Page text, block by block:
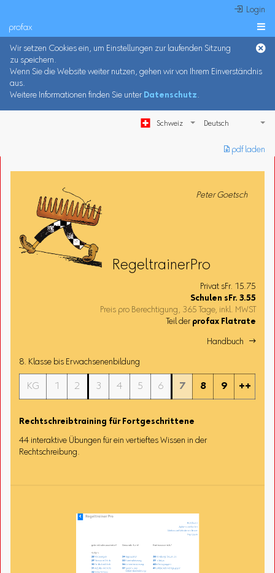
 Login
profax 
Wir setzen Cookies ein, um Einstellungen zur laufenden Sitzung
zu speichern.
Wenn Sie die Website weiter nutzen, gehen wir von Ihrem Einverständnis
aus.
Weitere Informationen finden Sie unter Datenschutz.
Schweiz
︎ pdf laden
Peter Goetsch
RegeltrainerPro
Privat sFr. 15.75
Schulen sFr. 3.55
Preis pro Berechtigung, 365 Tage, inkl. MWST
Teil der profax Flatrate
Handbuch 
8. Klasse bis Erwachsenenbildung
KG 1 2 3 4 5 6 7 8 9 ++
Rechtschreibtraining für Fortgeschrittene
44 interaktive Übungen für ein vertieftes Wissen in der
Rechtschreibung.